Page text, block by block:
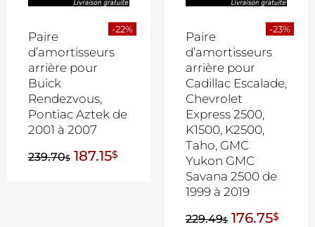
Paire
d’amortisseurs
arrière pour
Buick
Rendezvous,
Pontiac Aztek de
2001 à 2007
239.70$ 187.15$
-22%
Paire
d’amortisseurs
arrière pour
Cadillac Escalade,
Chevrolet
Express 2500,
K1500, K2500,
Taho, GMC
Yukon GMC
Savana 2500 de
1999 à 2019
229.49$ 176.75$
-23%